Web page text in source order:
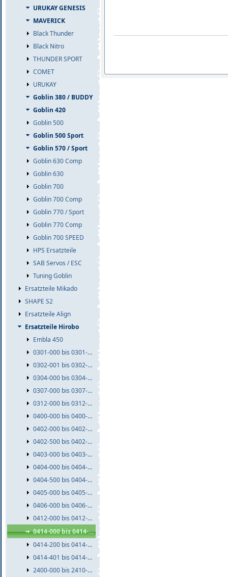
URUKAY GENESIS
MAVERICK
Black Thunder
Black Nitro
THUNDER SPORT
COMET
URUKAY
Goblin 380 / BUDDY
Goblin 420
Goblin 500
Goblin 500 Sport
Goblin 570 / Sport
Goblin 630 Comp
Goblin 630
Goblin 700
Goblin 700 Comp
Goblin 770 / Sport
Goblin 770 Comp
Goblin 700 SPEED
HPS Ersatzteile
SAB Servos / ESC
Tuning Goblin
Ersatzteile Mikado
SHAPE S2
Ersatzteile Align
Ersatzteile Hirobo
Embla 450
0301-000 bis 0301-999
0302-001 bis 0302-999
0304-000 bis 0304-999
0307-000 bis 0307-999
0312-000 bis 0312-999
0400-000 bis 0400-999
0402-000 bis 0402-499
0402-500 bis 0402-999
0403-000 bis 0403-999
0404-000 bis 0404-499
0404-500 bis 0404-999
0405-000 bis 0405-999
0406-000 bis 0406-999
0412-000 bis 0412-999
0414-000 bis 0414-199
0414-200 bis 0414-400
0414-401 bis 0414-999
2400-000 bis 2410-999